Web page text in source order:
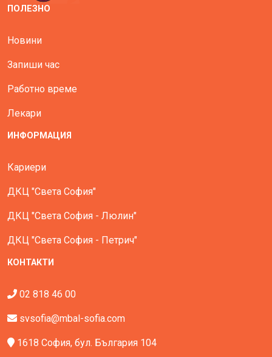
ПОЛЕЗНО
Новини
Запиши час
Работно време
Лекари
ИНФОРМАЦИЯ
Кариери
ДКЦ "Света София"
ДКЦ "Света София - Люлин"
ДКЦ "Света София - Петрич"
КОНТАКТИ
02 818 46 00
svsofia@mbal-sofia.com
1618 София, бул. България 104